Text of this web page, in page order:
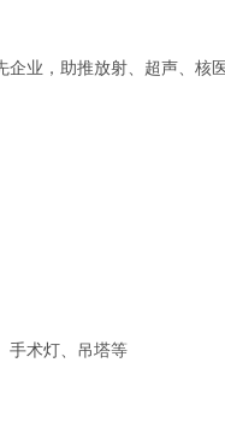
企业，助推放射、超声、核
手术灯、吊塔等